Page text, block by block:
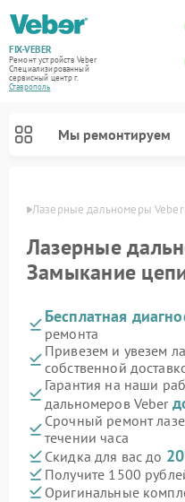
FIX-VEBER
Ремонт устройств Veber
Специализированный
cервисный центр г.
Ставрополь
Мы ремонтируем
Лазерные дальномеры
Лазерные
Замыкание
Бесплатная
ремонта
Привезем и увезем
собственной
Гарантия на наши
дальномеров Veber
Срочный ремонт
течении часа
Скидка для вас до
Получите 1500
Оригинальные